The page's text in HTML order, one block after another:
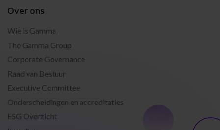
Over ons
Wie is Gamma
The Gamma Group
Corporate Governance
Raad van Bestuur
Executive Committee
Onderscheidingen en accreditaties
ESG Overzicht